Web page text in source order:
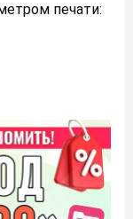
печати: